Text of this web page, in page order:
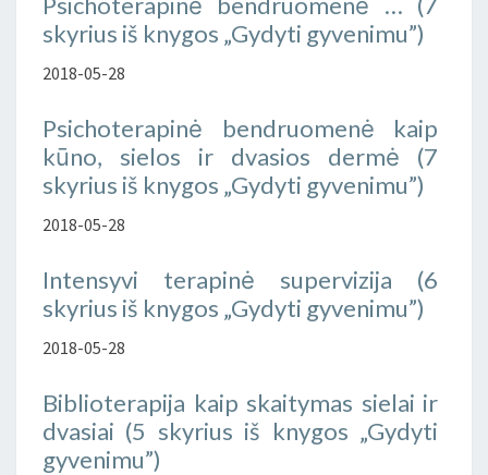
skyrius iš knygos „Gydyti gyvenimu”)
2018-05-28
Psichoterapinė bendruomenė kaip
kūno, sielos ir dvasios dermė (7
skyrius iš knygos „Gydyti gyvenimu”)
2018-05-28
Intensyvi terapinė supervizija (6
skyrius iš knygos „Gydyti gyvenimu”)
2018-05-28
Biblioterapija kaip skaitymas sielai ir
dvasiai (5 skyrius iš knygos „Gydyti
gyvenimu”)